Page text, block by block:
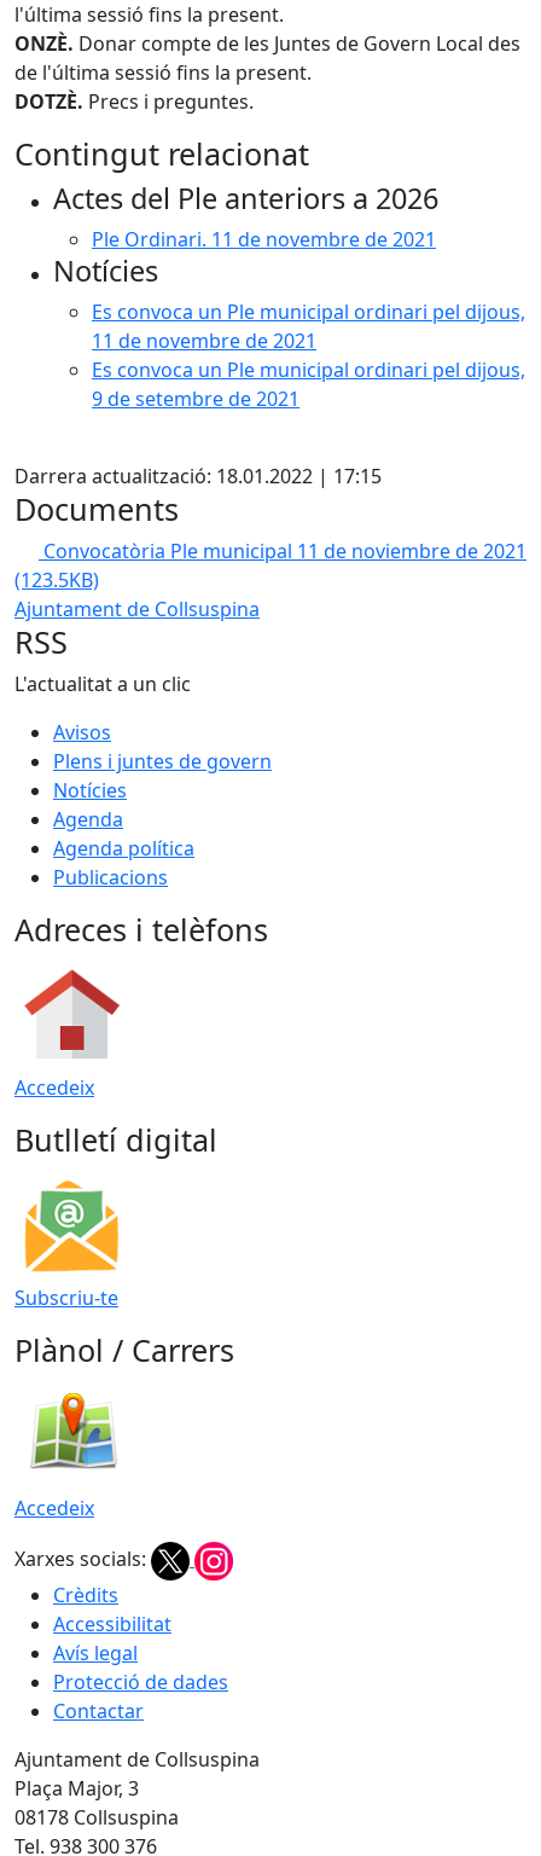
l'última sessió fins la present.
ONZÈ. Donar compte de les Juntes de Govern Local des
de l'última sessió fins la present.
DOTZÈ. Precs i preguntes.
Contingut relacionat
Actes del Ple anteriors a 2026
Ple Ordinari. 11 de novembre de 2021
Notícies
Es convoca un Ple municipal ordinari pel dijous,
11 de novembre de 2021
Es convoca un Ple municipal ordinari pel dijous,
9 de setembre de 2021
Darrera actualització: 18.01.2022 | 17:15
Documents
Convocatòria Ple municipal 11 de noviembre de 2021
(123.5KB)
Ajuntament de Collsuspina
RSS
L'actualitat a un clic
Avisos
Plens i juntes de govern
Notícies
Agenda
Agenda política
Publicacions
Adreces i telèfons
Accedeix
Butlletí digital
Subscriu-te
Plànol / Carrers
Accedeix
Xarxes socials:
Crèdits
Accessibilitat
Avís legal
Protecció de dades
Contactar
Ajuntament de Collsuspina
Plaça Major, 3
08178 Collsuspina
Tel. 938 300 376